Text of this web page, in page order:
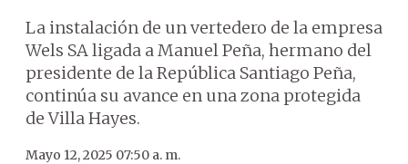
La instalación de un vertedero de la empresa
Wels SA ligada a Manuel Peña, hermano del
presidente de la República Santiago Peña,
continúa su avance en una zona protegida
de Villa Hayes.
Mayo 12, 2025 07:50 a. m.